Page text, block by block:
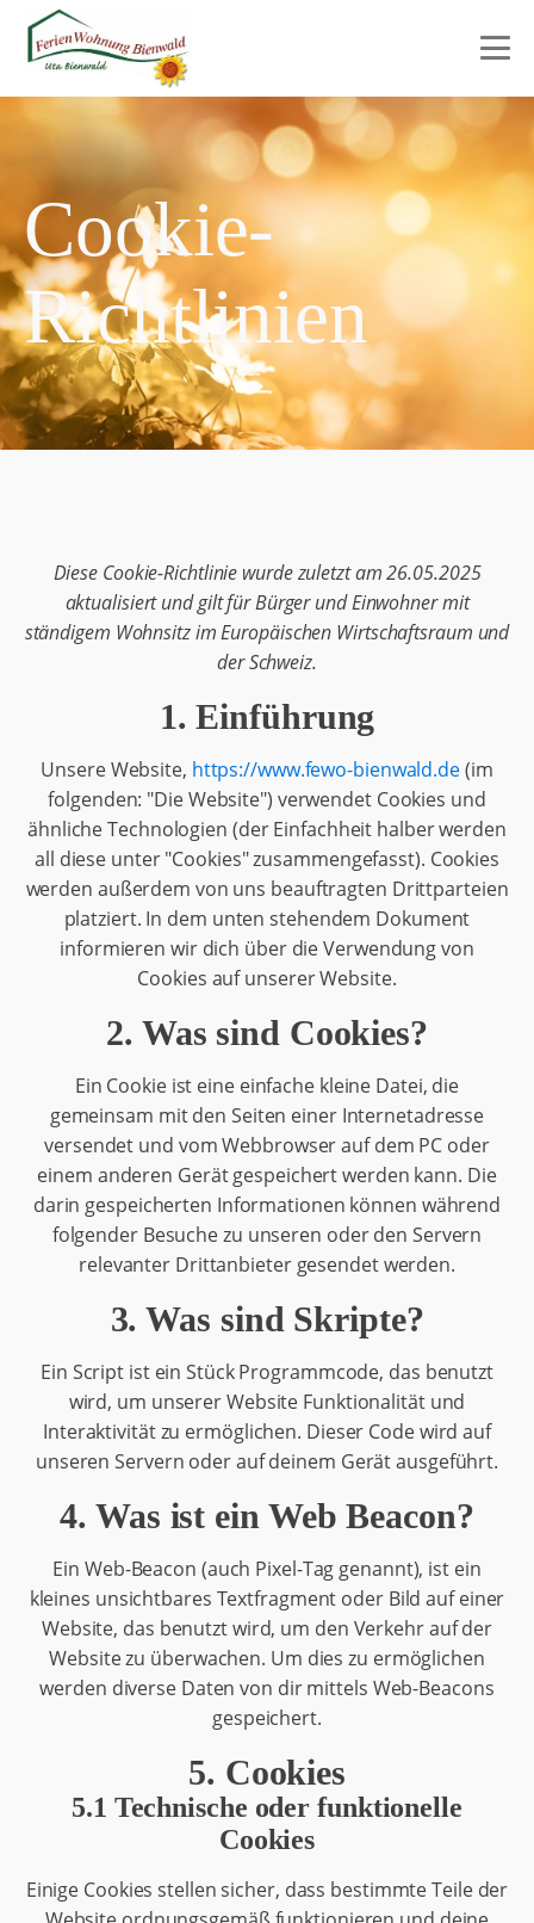
Cookie-
Richtlinien
Diese Cookie-Richtlinie wurde zuletzt am 26.05.2025
aktualisiert und gilt für Bürger und Einwohner mit
ständigem Wohnsitz im Europäischen Wirtschaftsraum und
der Schweiz.
1. Einführung
Unsere Website, https://www.fewo-bienwald.de(im
folgenden: "Die Website") verwendet Cookies und
ähnliche Technologien (der Einfachheit halber werden
all diese unter "Cookies" zusammengefasst). Cookies
werden außerdem von uns beauftragten Drittparteien
platziert. In dem unten stehendem Dokument
informieren wir dich über die Verwendung von
Cookies auf unserer Website.
2. Was sind Cookies?
Ein Cookie ist eine einfache kleine Datei, die
gemeinsam mit den Seiten einer Internetadresse
versendet und vom Webbrowser auf dem PC oder
einem anderen Gerät gespeichert werden kann. Die
darin gespeicherten Informationen können während
folgender Besuche zu unseren oder den Servern
relevanter Drittanbieter gesendet werden.
3. Was sind Skripte?
Ein Script ist ein Stück Programmcode, das benutzt
wird, um unserer Website Funktionalität und
Interaktivität zu ermöglichen. Dieser Code wird auf
unseren Servern oder auf deinem Gerät ausgeführt.
4. Was ist ein Web Beacon?
Ein Web-Beacon (auch Pixel-Tag genannt), ist ein
kleines unsichtbares Textfragment oder Bild auf einer
Website, das benutzt wird, um den Verkehr auf der
Website zu überwachen. Um dies zu ermöglichen
werden diverse Daten von dir mittels Web-Beacons
gespeichert.
5. Cookies
5.1 Technische oder funktionelle
Cookies
Einige Cookies stellen sicher, dass bestimmte Teile der